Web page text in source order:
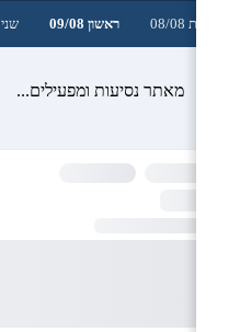
שבת 08/08 ראשון 09/08 שני 10/08
מאתר נסיעות ומפעילים...